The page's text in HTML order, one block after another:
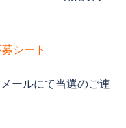
シート
ールにて当選のご連